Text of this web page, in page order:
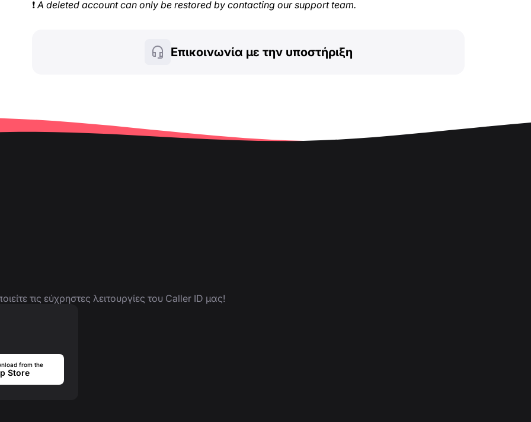
❗A deleted account can only be restored by contacting our support team.
Επικοινωνία με την υποστήριξη
τις εύχρηστες λειτουργίες του Caller ID μας!
from the
Store